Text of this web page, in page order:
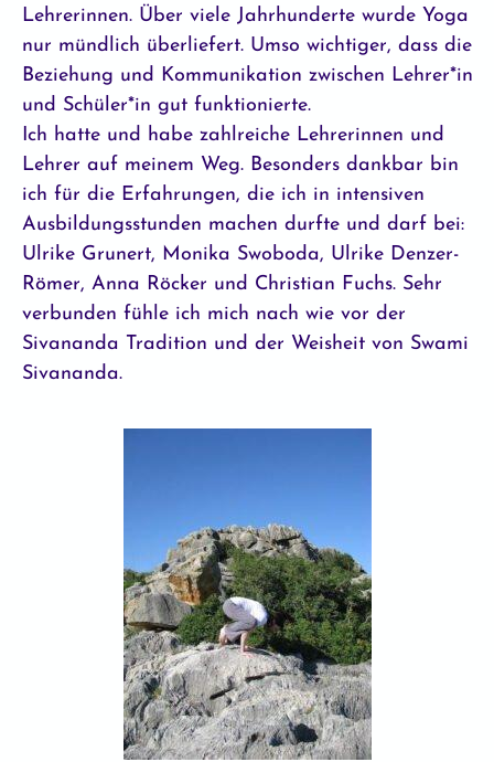
Lehrerinnen. Über viele Jahrhunderte wurde Yoga
nur mündlich überliefert. Umso wichtiger, dass die
Beziehung und Kommunikation zwischen Lehrer*in
und Schüler*in gut funktionierte.
Ich hatte und habe zahlreiche Lehrerinnen und
Lehrer auf meinem Weg. Besonders dankbar bin
ich für die Erfahrungen, die ich in intensiven
Ausbildungsstunden machen durfte und darf bei:
Ulrike Grunert, Monika Swoboda, Ulrike Denzer-
Römer, Anna Röcker und Christian Fuchs. Sehr
verbunden fühle ich mich nach wie vor der
Sivananda Tradition und der Weisheit von Swami
Sivananda.